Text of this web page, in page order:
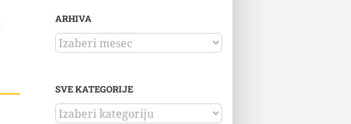
ARHIVA
ARHIVA
SVE KATEGORIJE
SVE